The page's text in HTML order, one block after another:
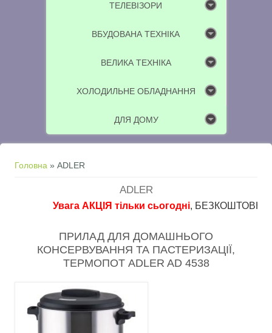
ТЕЛЕВІЗОРИ
ВБУДОВАНА ТЕХНІКА
ВЕЛИКА ТЕХНІКА
ХОЛОДИЛЬНЕ ОБЛАДНАННЯ
ДЛЯ ДОМУ
Ви є тут
Головна » ADLER
ADLER
Увага АКЦІЯ тільки сьогодні, БЕЗКОШТОВНА
ПРИЛАД ДЛЯ ДОМАШНЬОГО
КОНСЕРВУВАННЯ ТА ПАСТЕРИЗАЦІЇ,
ТЕРМОПОТ ADLER AD 4538